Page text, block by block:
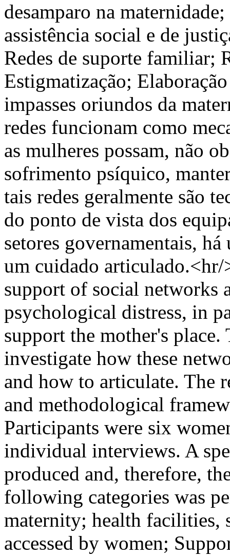
desamparo na
assistência social e de
Redes de suporte familiar;
Estigmatização;
impasses oriundos da
redes funcionam como
as mulheres possam, não
sofrimento psíquico,
tais redes geralmente são
do ponto de vista dos
setores governamentais,
um cuidado
support of social networks
psychological distress, in
support the mother's
investigate how these
and how to articulate. The
and methodological
Participants were six
individual interviews. A
produced and, therefore,
following categories was
maternity; health facilities,
accessed by women;